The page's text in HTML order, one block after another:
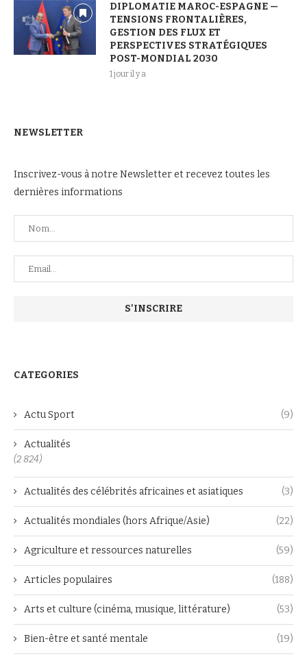
DIPLOMATIE MAROC-ESPAGNE —
TENSIONS FRONTALIÈRES,
GESTION DES FLUX ET
PERSPECTIVES STRATÉGIQUES
POST-MONDIAL 2030
1 jour il y a
NEWSLETTER
Inscrivez-vous à notre Newsletter et recevez toutes les
dernières informations
CATEGORIES
Actu Sport (9)
Actualités
(2 824)
Actualités des célébrités africaines et asiatiques (3)
Actualités mondiales (hors Afrique/Asie) (22)
Agriculture et ressources naturelles (59)
Articles populaires (188)
Arts et culture (cinéma, musique, littérature) (53)
Bien-être et santé mentale (19)